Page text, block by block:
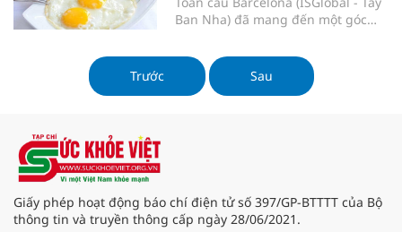
Ban Nha) đã mang đến một góc
pháp nhịn ăn gián đoạn, một xu
hướng giảm cân đang được nhiều
người quan tâm. Theo đó, việc ăn
Trước Sau
Giấy phép hoạt động báo chí điện tử số 397/GP-BTTTT của Bộ
thông tin và truyền thông cấp ngày 28/06/2021.